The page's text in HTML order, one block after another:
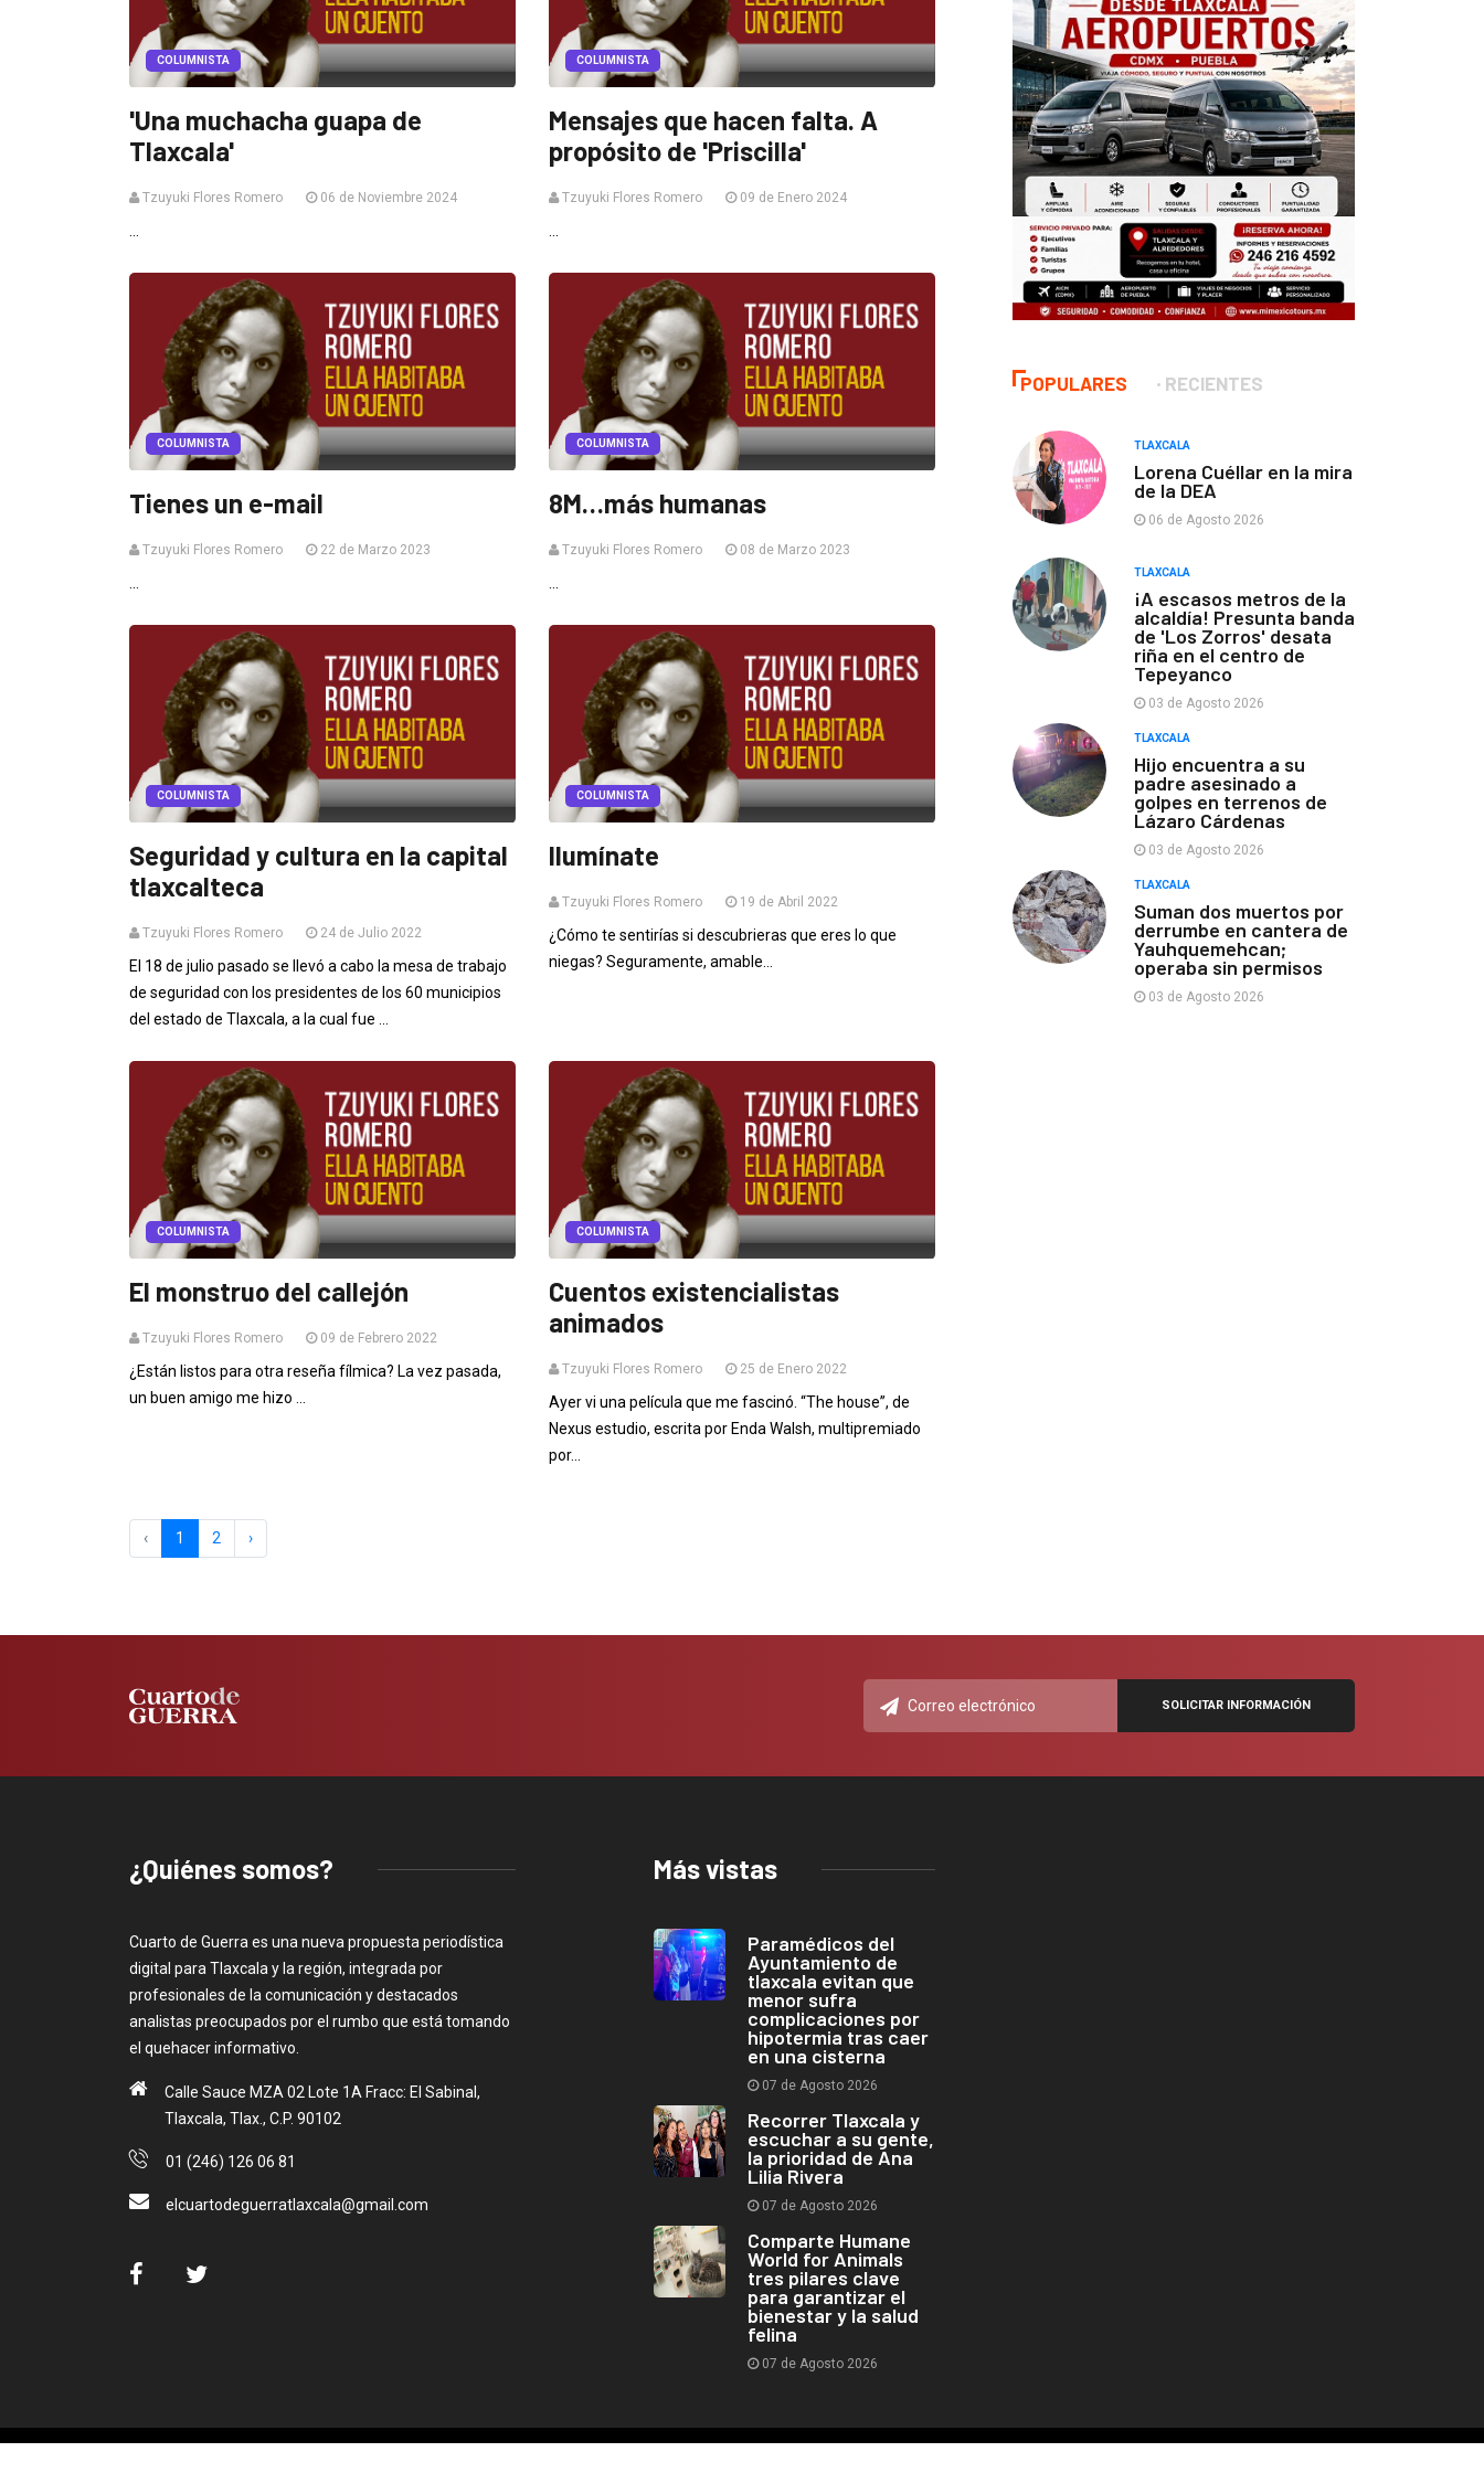
COLUMNISTA
'Una muchacha guapa de
Tlaxcala'
Tzuyuki Flores Romero 06 de Noviembre 2024
...
COLUMNISTA
Mensajes que hacen falta. A
propósito de 'Priscilla'
Tzuyuki Flores Romero 09 de Enero 2024
...
COLUMNISTA
Tienes un e-mail
Tzuyuki Flores Romero 22 de Marzo 2023
...
COLUMNISTA
8M…más humanas
Tzuyuki Flores Romero 08 de Marzo 2023
...
COLUMNISTA
Seguridad y cultura en la capital
tlaxcalteca
Tzuyuki Flores Romero 24 de Julio 2022
El 18 de julio pasado se llevó a cabo la mesa de trabajo
de seguridad con los presidentes de los 60 municipios
del estado de Tlaxcala, a la cual fue ...
COLUMNISTA
Ilumínate
Tzuyuki Flores Romero 19 de Abril 2022
¿Cómo te sentirías si descubrieras que eres lo que
niegas? Seguramente, amable...
COLUMNISTA
El monstruo del callejón
Tzuyuki Flores Romero 09 de Febrero 2022
¿Están listos para otra reseña fílmica? La vez pasada,
un buen amigo me hizo ...
COLUMNISTA
Cuentos existencialistas
animados
Tzuyuki Flores Romero 25 de Enero 2022
Ayer vi una película que me fascinó. “The house”, de
Nexus estudio, escrita por Enda Walsh, multipremiado
por...
‹ 1 2 ›
POPULARES RECIENTES
TLAXCALA
Lorena Cuéllar en la mira
de la DEA
06 de Agosto 2026
TLAXCALA
¡A escasos metros de la
alcaldía! Presunta banda
de 'Los Zorros' desata
riña en el centro de
Tepeyanco
03 de Agosto 2026
TLAXCALA
Hijo encuentra a su
padre asesinado a
golpes en terrenos de
Lázaro Cárdenas
03 de Agosto 2026
TLAXCALA
Suman dos muertos por
derrumbe en cantera de
Yauhquemehcan;
operaba sin permisos
03 de Agosto 2026
¿Quiénes somos?
Cuarto de Guerra es una nueva propuesta periodística
digital para Tlaxcala y la región, integrada por
profesionales de la comunicación y destacados
analistas preocupados por el rumbo que está tomando
el quehacer informativo.
Calle Sauce MZA 02 Lote 1A Fracc: El Sabinal,
Tlaxcala, Tlax., C.P. 90102
01 (246) 126 06 81
elcuartodeguerratlaxcala@gmail.com
Más vistas
Paramédicos del
Ayuntamiento de
tlaxcala evitan que
menor sufra
complicaciones por
hipotermia tras caer
en una cisterna
07 de Agosto 2026
Recorrer Tlaxcala y
escuchar a su gente,
la prioridad de Ana
Lilia Rivera
07 de Agosto 2026
Comparte Humane
World for Animals
tres pilares clave
para garantizar el
bienestar y la salud
felina
07 de Agosto 2026